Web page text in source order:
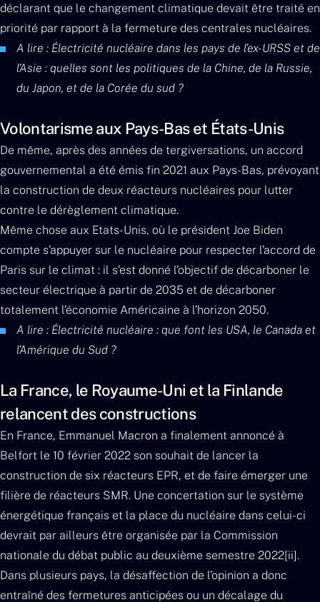
déclarant que le changement climatique devait être traité en
priorité par rapport à la fermeture des centrales nucléaires.
A lire : Électricité nucléaire dans les pays de l’ex-URSS et de
l’Asie : quelles sont les politiques de la Chine, de la Russie,
du Japon, et de la Corée du sud ?
Volontarisme aux Pays-Bas et États-Unis
De même, après des années de tergiversations, un accord
gouvernemental a été émis fin 2021 aux Pays-Bas, prévoyant
la construction de deux réacteurs nucléaires pour lutter
contre le dérèglement climatique.
Même chose aux Etats-Unis, où le président Joe Biden
compte s’appuyer sur le nucléaire pour respecter l’accord de
Paris sur le climat : il s’est donné l’objectif de décarboner le
secteur électrique à partir de 2035 et de décarboner
totalement l’économie Américaine à l’horizon 2050.
A lire : Électricité nucléaire : que font les USA, le Canada et
l’Amérique du Sud ?
La France, le Royaume-Uni et la Finlande
relancent des constructions
En France, Emmanuel Macron a finalement annoncé à
Belfort le 10 février 2022 son souhait de lancer la
construction de six réacteurs EPR, et de faire émerger une
filière de réacteurs SMR. Une concertation sur le système
énergétique français et la place du nucléaire dans celui-ci
devrait par ailleurs être organisée par la Commission
nationale du débat public au deuxième semestre 2022[ii].
Dans plusieurs pays, la désaffection de l’opinion a donc
entraîné des fermetures anticipées ou un décalage du